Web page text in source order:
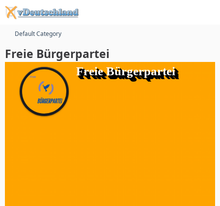
Default Category
Freie Bürgerpartei
Freie Bürgerpartei